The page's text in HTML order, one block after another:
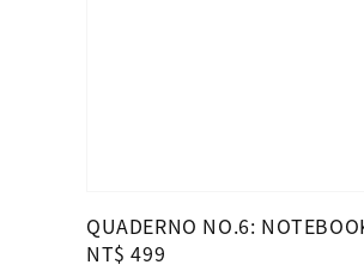
QUADERNO NO.6:
Regular
NT$ 499